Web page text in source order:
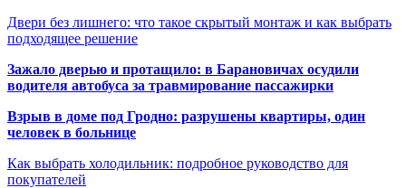
Двери без лишнего: что такое скрытый монтаж и как выбрать
подходящее решение
Зажало дверью и протащило: в Барановичах осудили
водителя автобуса за травмирование пассажирки
Взрыв в доме под Гродно: разрушены квартиры, один
человек в больнице
Как выбрать холодильник: подробное руководство для
покупателей